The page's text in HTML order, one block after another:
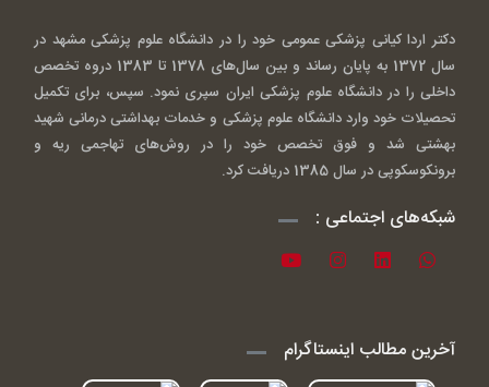
دکتر اردا کیانی پزشکی عمومی خود را در دانشگاه علوم پزشکی مشهد در
سال 1372 به پایان رساند و بین سال‌های 1378 تا 1383 دروه تخصص
داخلی را در دانشگاه علوم پزشکی ایران سپری نمود. سپس، برای تکمیل
تحصیلات خود وارد دانشگاه علوم پزشکی و خدمات بهداشتی درمانی شهید
بهشتی شد و فوق تخصص خود را در روش‌های تهاجمی ریه و
برونکوسکوپی در سال 1385 دریافت کرد.
شبکه‌های اجتماعی :
آخرین مطالب اینستاگرام